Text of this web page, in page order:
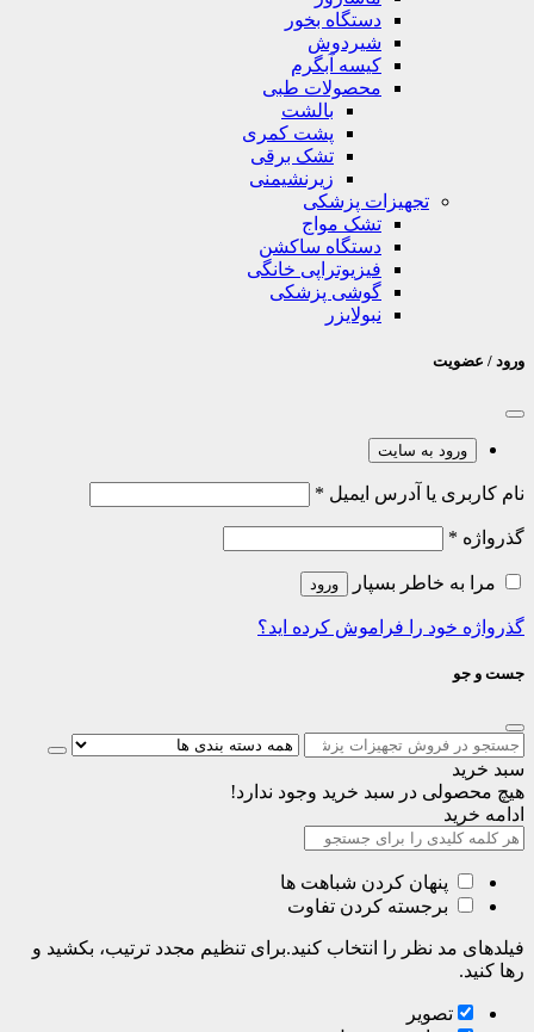
دستگاه بخور
شیردوش
کیسه آبگرم
محصولات طبی
بالشت
پشت کمری
تشک برقی
زیرنشیمنی
تجهیزات پزشکی
تشک مواج
دستگاه ساکشن
فیزیوتراپی خانگی
گوشی پزشکی
نبولایزر
ورود / عضویت
ورود به سایت
نام کاربری یا آدرس ایمیل *
گذرواژه *
مرا به خاطر بسپار ورود
گذرواژه خود را فراموش کرده اید؟
جست و جو
سبد خرید
هیچ محصولی در سبد خرید وجود ندارد!
ادامه خرید
پنهان کردن شباهت ها
برجسته کردن تفاوت
فیلدهای مد نظر را انتخاب کنید.برای تنظیم مجدد ترتیب، بکشید و
رها کنید.
تصویر